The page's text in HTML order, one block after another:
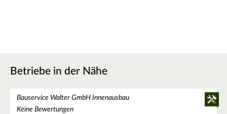
Betriebe in der Nähe
Bauservice Walter GmbH Innenausbau
Keine Bewertungen